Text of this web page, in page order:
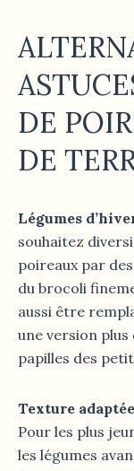
DE
DE
Légumes
souhaitez
poireaux par
du brocoli
aussi être
une version plus
papilles des
Texture
Pour les plus
les légumes